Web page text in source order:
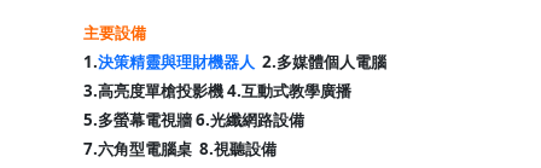
主要設備
1.決策精靈與理財機器人 2.多媒體個人電腦
3.高亮度單槍投影機 4.互動式教學廣播
5.多螢幕電視牆 6.光纖網路設備
7.六角型電腦桌 8.視聽設備